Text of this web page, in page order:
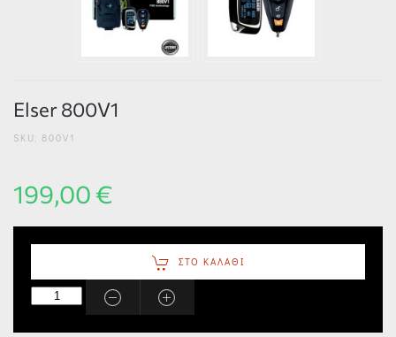
Elser 800V1
SKU: 800V1
199,00 €
ΣΤΟ ΚΑΛΆΘΙ